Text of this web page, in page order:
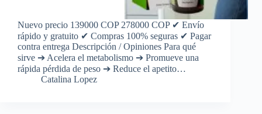
Nuevo precio 139000 COP 278000 COP ✔ Envío
rápido y gratuito ✔ Compras 100% seguras ✔ Pagar
contra entrega Descripción / Opiniones Para qué
sirve ➔ Acelera el metabolismo ➔ Promueve una
rápida pérdida de peso ➔ Reduce el apetito…
Catalina Lopez